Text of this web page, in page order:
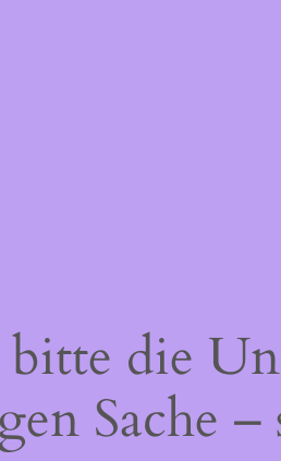
bitte die
Sache